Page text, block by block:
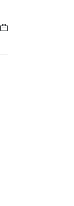
Winkelwagen